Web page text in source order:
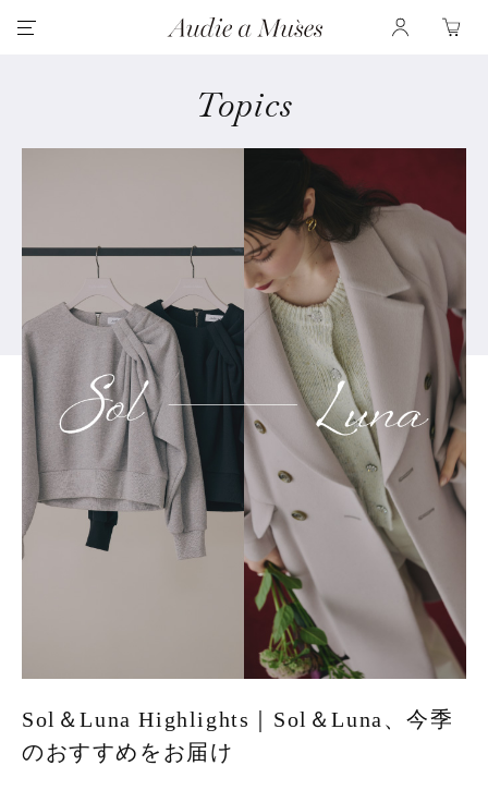
Topics
Sol＆Luna Highlights｜Sol＆Luna、今季
のおすすめをお届け